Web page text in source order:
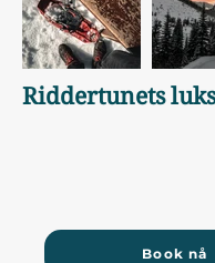
Riddertunets
Book nå